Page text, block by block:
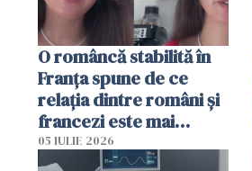
O româncă stabilită în
Franța spune de ce
relația dintre români și
francezi este mai
complicată decât pare
05 IULIE 2026